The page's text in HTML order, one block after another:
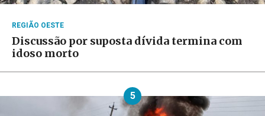
REGIÃO OESTE
Discussão por suposta dívida termina com
idoso morto
5